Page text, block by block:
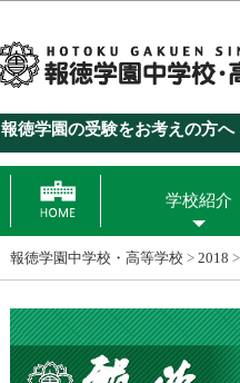
報徳学園の受験をお考えの方へ
学校紹介
報徳学園中学校・高等学校 > 2018 >